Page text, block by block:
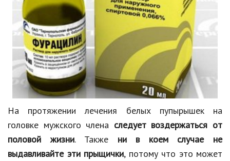
На протяжении лечения белых пупырышек на
головке мужского члена следует воздержаться от
половой жизни. Также ни в коем случае не
выдавливайте эти прыщички, потому что это может